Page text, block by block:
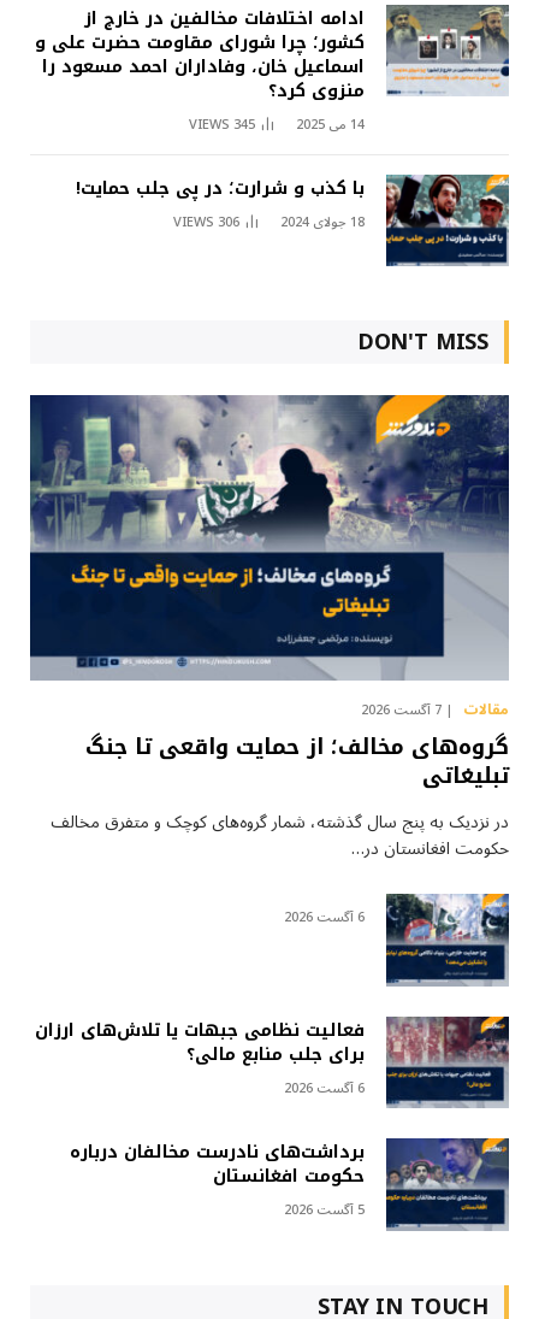
ادامه اختلافات مخالفین در خارج از
کشور؛ چرا شورای مقاومت حضرت علی و
اسماعیل خان، وفاداران احمد مسعود را
منزوی کرد؟
14 می 2025 345
VIEWS
با کذب و شرارت؛ در پی جلب حمایت!
18 جولای 2024 306
VIEWS
DON'T MISS
مقالات 7 آگست 2026
گروه‌های مخالف؛ از حمایت واقعی تا جنگ
تبلیغاتی
در نزدیک به پنج سال گذشته، شمار گروه‌های کوچک و متفرق مخالف
حکومت افغانستان در…
6 آگست 2026
فعالیت نظامی جبهات یا تلاش‌های ارزان
برای جلب منابع مالی؟
6 آگست 2026
برداشت‌های نادرست مخالفان درباره
حکومت افغانستان
5 آگست 2026
STAY IN TOUCH